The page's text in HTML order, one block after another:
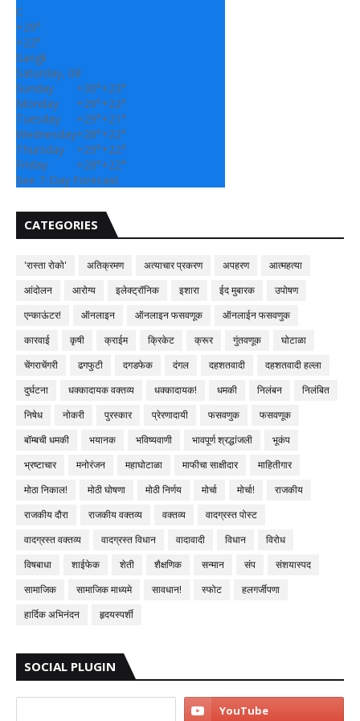
C
+29°
+22°
Sangli
Saturday, 08
Sunday
+30°+23°
Monday
+29°+22°
Tuesday
+29°+21°
Wednesday+28°+22°
Thursday
+29°+22°
Friday
+28°+22°
See 7-Day Forecast
CATEGORIES
'रास्ता रोको' अतिक्रमण अत्याचार प्रकरण अपहरण
आत्महत्या
आंदोलन
आरोग्य इलेक्ट्रॉनिक इशारा ईद मुबारक
उपोषण
एन्काऊंटर!
ऑनलाइन ऑनलाइन फसवणूक
ऑनलाईन फसवणुक
कारवाई
कृषी क्राईम क्रिकेट क्रूर गुंतवणूक
घोटाळा
चेंगराचेंगरी
ढगफुटी दगडफेक दंगल दहशतवादी
दहशतवादी हल्ला
दुर्घटना
धक्कादायक वक्तव्य धक्कादायक! धमकी निलंबन
निलंबित
निषेध
नोकरी पुरस्कार प्रेरणादायी फसवणुक
फसवणूक
बॉम्बची धमकी
भयानक भविष्यवाणी भावपूर्ण श्रद्धांजली
भूकंप
भ्रष्टाचार
मनोरंजन महाघोटाळा माफीचा साक्षीदार
माहितीगार
मोठा निकाल!
मोठी घोषणा मोठी निर्णय मोर्चा मोर्चा!
राजकीय
राजकीय दौरा
राजकीय वक्तव्य वक्तव्य
वादग्रस्त पोस्ट
वादग्रस्त वक्तव्य
वादग्रस्त विधान वादावादी विधान
विरोध
विषबाधा
शाईफेक शेती शैक्षणिक सन्मान संप
संशयास्पद
सामाजिक
सामाजिक माध्यमे सावधान! स्फोट
हलगर्जीपणा
हार्दिक अभिनंदन
हृदयस्पर्शी
SOCIAL PLUGIN